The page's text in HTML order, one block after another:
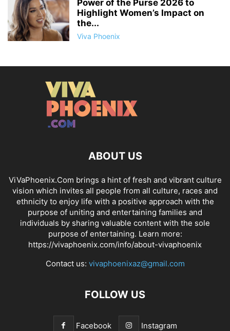
Power of the Purse 2026 to
Highlight Women’s Impact on
the...
Viva Phoenix
ABOUT US
ViVaPhoenix.Com brings a hint of fresh and vibrant culture
vision which invites all people from all culture, races and
ethnicity to enjoy life with a positive approach with the
purpose of uniting and entertaining families and
individuals by sharing valuable content with the sole
purpose of entertaining. Learn more:
https://vivaphoenix.com/info/about-vivaphoenix
Contact us: vivaphoenixaz@gmail.com
FOLLOW US
Facebook Instagram